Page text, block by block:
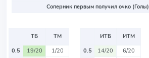
Соперник первым получил очко (Голы)
ТБ
ТМ
0.5
19/20
1/20
ИТБ
ИТМ
0.5
14/20
6/20